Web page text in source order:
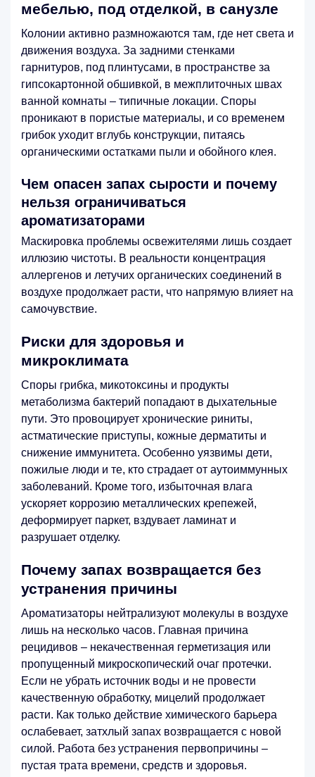
мебелью, под отделкой, в санузле
Колонии активно размножаются там, где нет света и
движения воздуха. За задними стенками
гарнитуров, под плинтусами, в пространстве за
гипсокартонной обшивкой, в межплиточных швах
ванной комнаты – типичные локации. Споры
проникают в пористые материалы, и со временем
грибок уходит вглубь конструкции, питаясь
органическими остатками пыли и обойного клея.
Чем опасен запах сырости и почему
нельзя ограничиваться
ароматизаторами
Маскировка проблемы освежителями лишь создает
иллюзию чистоты. В реальности концентрация
аллергенов и летучих органических соединений в
воздухе продолжает расти, что напрямую влияет на
самочувствие.
Риски для здоровья и
микроклимата
Споры грибка, микотоксины и продукты
метаболизма бактерий попадают в дыхательные
пути. Это провоцирует хронические риниты,
астматические приступы, кожные дерматиты и
снижение иммунитета. Особенно уязвимы дети,
пожилые люди и те, кто страдает от аутоиммунных
заболеваний. Кроме того, избыточная влага
ускоряет коррозию металлических крепежей,
деформирует паркет, вздувает ламинат и
разрушает отделку.
Почему запах возвращается без
устранения причины
Ароматизаторы нейтрализуют молекулы в воздухе
лишь на несколько часов. Главная причина
рецидивов – некачественная герметизация или
пропущенный микроскопический очаг протечки.
Если не убрать источник воды и не провести
качественную обработку, мицелий продолжает
расти. Как только действие химического барьера
ослабевает, затхлый запах возвращается с новой
силой. Работа без устранения первопричины –
пустая трата времени, средств и здоровья.